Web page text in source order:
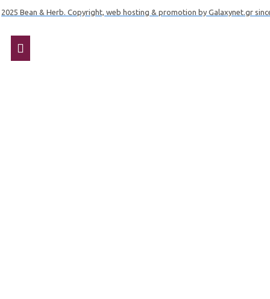
2025 Bean & Herb. Copyright, web hosting & promotion by Galaxynet.gr